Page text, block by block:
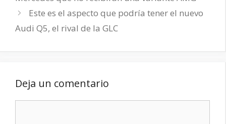
Este es el aspecto que podría tener el nuevo
Audi Q5, el rival de la GLC
Deja un comentario